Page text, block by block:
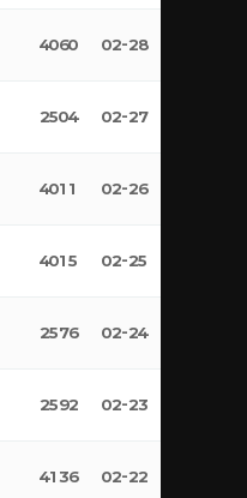
4060 02-28
2504 02-27
4011 02-26
4015 02-25
2576 02-24
2592 02-23
4136 02-22